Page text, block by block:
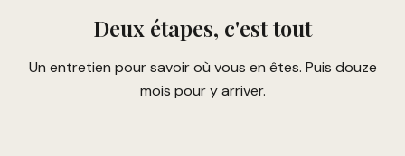
Deux étapes, c'est tout
Un entretien pour savoir où vous en êtes. Puis douze
mois pour y arriver.